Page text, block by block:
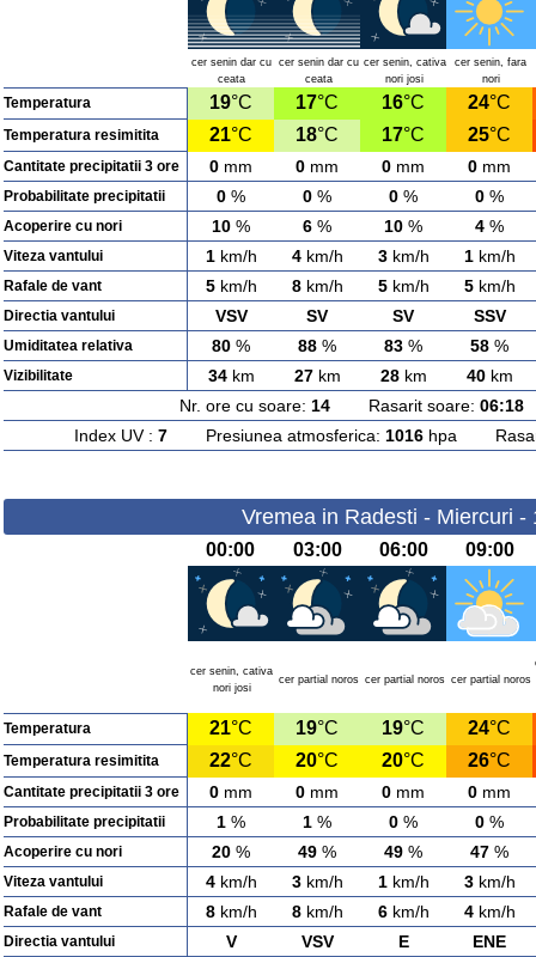
cer senin dar cu
ceata
cer senin dar cu
ceata
cer senin, cativa
nori josi
cer senin, fara
nori
Temperatura 19°C 17°C 16°C 24°C
Temperatura resimitita 21°C 18°C 17°C 25°C
Cantitate precipitatii 3 ore 0 mm 0 mm 0 mm 0 mm
Probabilitate precipitatii 0 % 0 % 0 % 0 %
Acoperire cu nori 10 % 6 % 10 % 4 %
Viteza vantului 1km/h 4km/h 3km/h 1km/h
Rafale de vant 5km/h 8km/h 5km/h 5km/h
Directia vantului VSV SV SV SSV
Umiditatea relativa 80 % 88 % 83 % 58 %
Vizibilitate 34km 27km 28km 40km
Nr. ore cu soare: 14Rasarit soare: 06:18
Index UV : 7 Presiunea atmosferica: 1016 hpa
Vremea in Radesti - Miercuri -
00:00 03:00 06:00 09:00
cer senin, cativa
nori josi
cer partial noros cer partial noros cer partial noros
Temperatura 21°C 19°C 19°C 24°C
Temperatura resimitita 22°C 20°C 20°C 26°C
Cantitate precipitatii 3 ore 0 mm 0 mm 0 mm 0 mm
Probabilitate precipitatii 1 % 1 % 0 % 0 %
Acoperire cu nori 20 % 49 % 49 % 47 %
Viteza vantului 4km/h 3km/h 1km/h 3km/h
Rafale de vant 8km/h 8km/h 6km/h 4km/h
Directia vantului V VSV E ENE